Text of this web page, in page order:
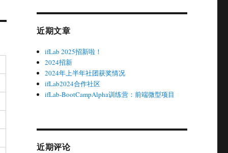
近期文章
ifLab 2025招新啦！
2024招新
2024年上半年社团获奖情况
ifLab2024合作社区
ifLab-BootCampAlpha训练营：前端微型项目
近期评论